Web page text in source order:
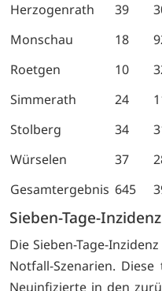
Herzogenrath
39
Monschau
18
Roetgen
10
Simmerath
24
Stolberg
34
Würselen
37
Gesamtergebnis 645
Sieben-Tage-Inzidenz
Die Sieben-Tage-
Notfall-Szenarien.
Neuinfizierte in den